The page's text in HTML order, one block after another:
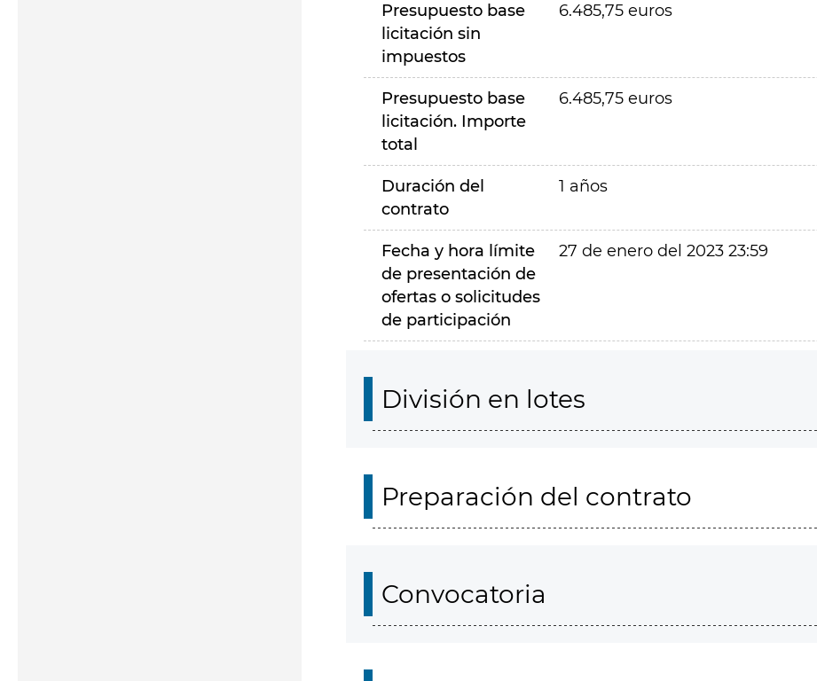
Presupuesto base
licitación sin
impuestos
6.485,75 euros
Presupuesto base
licitación. Importe
total
6.485,75 euros
Duración del
contrato
1 años
Fecha y hora límite
de presentación de
ofertas o solicitudes
de participación
27 de enero del 2023 23:59
División en lotes
Preparación del contrato
Convocatoria